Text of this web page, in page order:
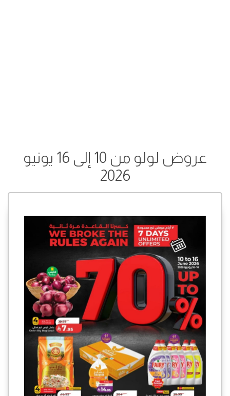
عروض لولو من 10 إلى 16 يونيو
2026